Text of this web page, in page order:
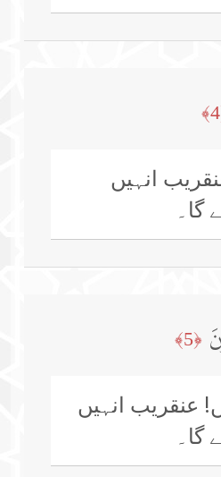
انہیں
گا۔
﴿5﴾
عنقریب انہیں
گا۔